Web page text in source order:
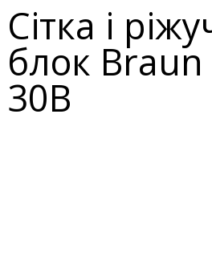
Сітка і
блок Braun
30B